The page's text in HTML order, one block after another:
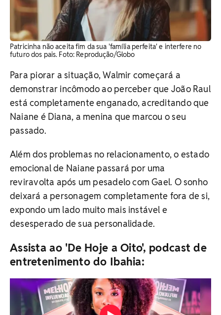
Patricinha não aceita fim da sua 'família perfeita' e interfere no
futuro dos pais. Foto: Reprodução/Globo
Para piorar a situação, Walmir começará a
demonstrar incômodo ao perceber que João Raul
está completamente enganado, acreditando que
Naiane é Diana, a menina que marcou o seu
passado.
Além dos problemas no relacionamento, o estado
emocional de Naiane passará por uma
reviravolta após um pesadelo com Gael. O sonho
deixará a personagem completamente fora de si,
expondo um lado muito mais instável e
desesperado de sua personalidade.
Assista ao 'De Hoje a Oito', podcast de
entretenimento do Ibahia: